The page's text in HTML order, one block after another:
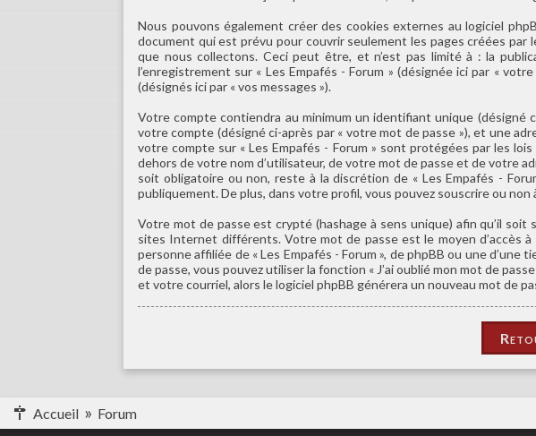
Nous pouvons également créer des cookies externes au logiciel
document qui est prévu pour couvrir seulement les pages créées par
que nous collectons. Ceci peut être, et n’est pas limité à : la
l’enregistrement sur « Les Empafés - Forum » (désignée ici par «
(désignés ici par « vos messages »).
Votre compte contiendra au minimum un identifiant unique (désigné
votre compte (désigné ci-après par « votre mot de passe »), et une
votre compte sur « Les Empafés - Forum » sont protégées par les
dehors de votre nom d’utilisateur, de votre mot de passe et de votre
soit obligatoire ou non, reste à la discrétion de « Les Empafés -
publiquement. De plus, dans votre profil, vous pouvez souscrire ou non
Votre mot de passe est crypté (hashage à sens unique) afin qu’il
sites Internet différents. Votre mot de passe est le moyen d’accès
personne affiliée de « Les Empafés - Forum », de phpBB ou une
de passe, vous pouvez utiliser la fonction « J’ai oublié mon mot de
et votre courriel, alors le logiciel phpBB générera un nouveau mot de
Accueil Forum